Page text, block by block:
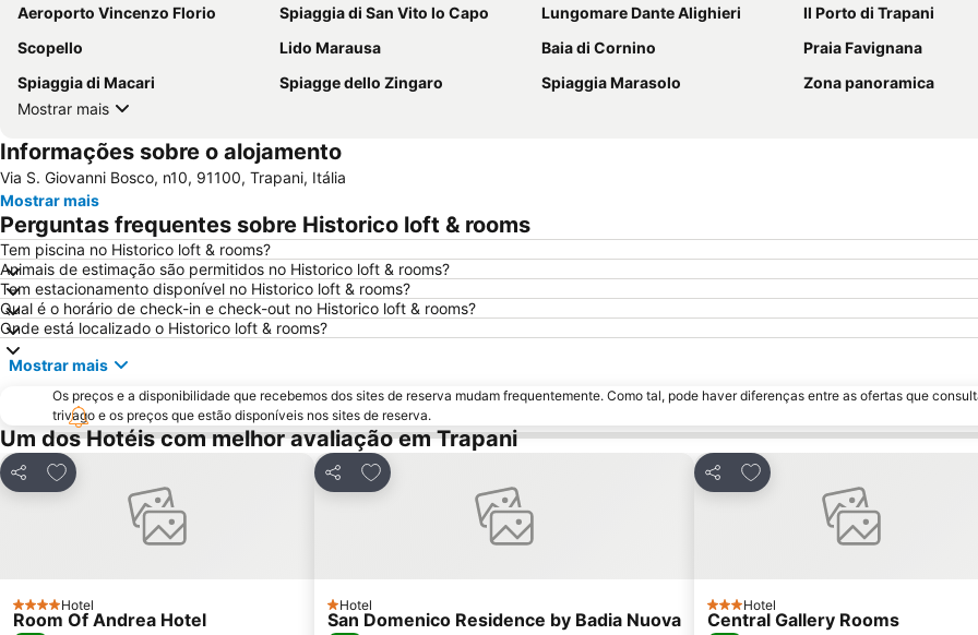
Aeroporto Vincenzo Florio Spiaggia di San Vito lo Capo Lungomare Dante Alighieri
Il Porto di Trapani
Scopello
Lido Marausa Baia di Cornino
Praia Favignana
Spiaggia di Macari
Spiagge dello Zingaro Spiaggia Marasolo
Zona panoramica
Mostrar mais
Informações sobre o alojamento
Via S. Giovanni Bosco, n10, 91100, Trapani, Itália
Mostrar mais
Perguntas frequentes sobre Historico loft & rooms
Tem piscina no Historico loft & rooms?
Animais de estimação são permitidos no Historico loft & rooms?
Tem estacionamento disponível no Historico loft & rooms?
Qual é o horário de check-in e check-out no Historico loft & rooms?
Onde está localizado o Historico loft & rooms?
Mostrar mais
Os preços e a disponibilidade que recebemos dos sites de reserva mudam frequentemente. Como tal, pode haver diferenças entre as ofertas que
trivago e os preços que estão disponíveis nos sites de reserva.
Um dos Hotéis com melhor avaliação em Trapani
Partilhar
Adicionar aos favoritos
4 Estrelas
Hotel
Room Of Andrea Hotel
Partilhar
Adicionar aos favoritos
1 Estrelas
Hotel
San Domenico Residence by Badia Nuova
Partilhar
Adicionar aos favoritos
3 Estrelas
Hotel
Central Gallery Rooms